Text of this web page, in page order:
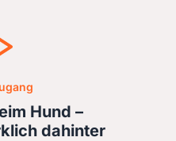
Hund –
dahinter